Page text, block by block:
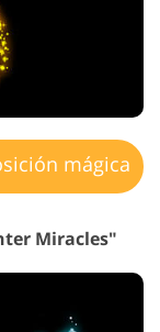
mágica
Miracles"